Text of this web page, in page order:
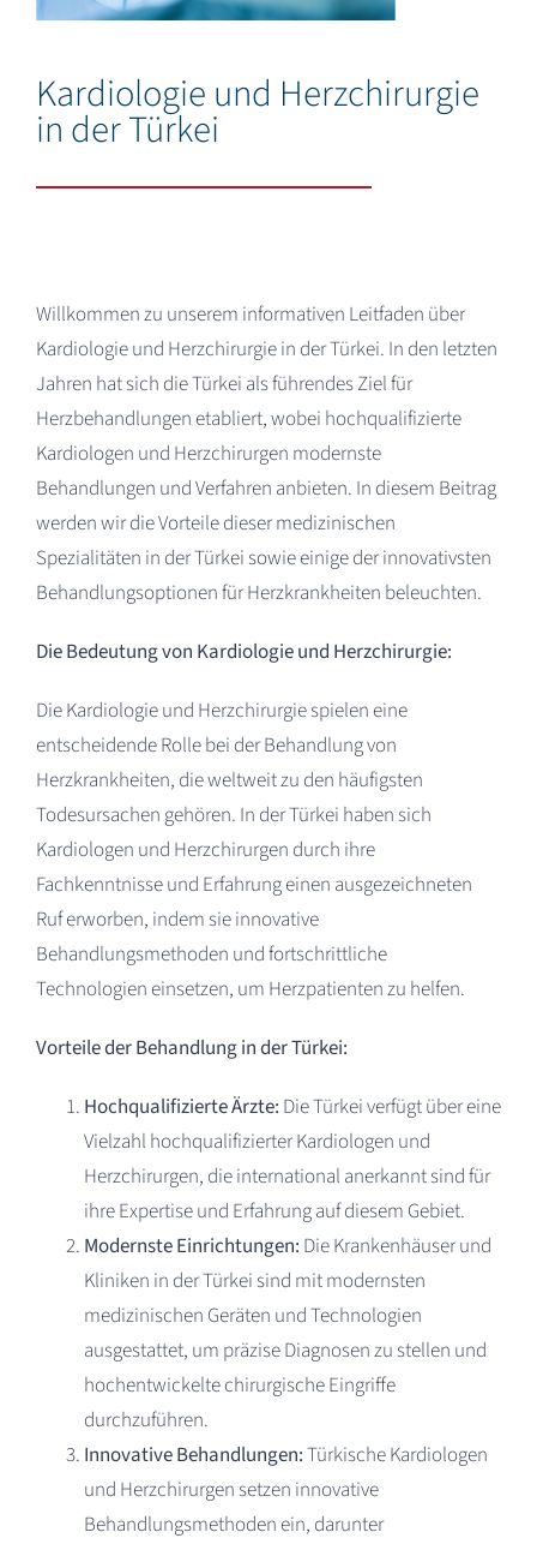
Deutsch
Kardiologie und Herzchirurgie
in der Türkei
Willkommen zu unserem informativen Leitfaden über
Kardiologie und Herzchirurgie in der Türkei. In den letzten
Jahren hat sich die Türkei als führendes Ziel für
Herzbehandlungen etabliert, wobei hochqualifizierte
Kardiologen und Herzchirurgen modernste
Behandlungen und Verfahren anbieten. In diesem Beitrag
werden wir die Vorteile dieser medizinischen
Spezialitäten in der Türkei sowie einige der innovativsten
Behandlungsoptionen für Herzkrankheiten beleuchten.
Die Bedeutung von Kardiologie und Herzchirurgie:
Die Kardiologie und Herzchirurgie spielen eine
entscheidende Rolle bei der Behandlung von
Herzkrankheiten, die weltweit zu den häufigsten
Todesursachen gehören. In der Türkei haben sich
Kardiologen und Herzchirurgen durch ihre
Fachkenntnisse und Erfahrung einen ausgezeichneten
Ruf erworben, indem sie innovative
Behandlungsmethoden und fortschrittliche
Technologien einsetzen, um Herzpatienten zu helfen.
Vorteile der Behandlung in der Türkei:
Hochqualifizierte Ärzte: Die Türkei verfügt über eine
Vielzahl hochqualifizierter Kardiologen und
Herzchirurgen, die international anerkannt sind für
ihre Expertise und Erfahrung auf diesem Gebiet.
Modernste Einrichtungen: Die Krankenhäuser und
Kliniken in der Türkei sind mit modernsten
medizinischen Geräten und Technologien
ausgestattet, um präzise Diagnosen zu stellen und
hochentwickelte chirurgische Eingriffe
durchzuführen.
Innovative Behandlungen:Türkische Kardiologen
und Herzchirurgen setzen innovative
Behandlungsmethoden ein, darunter